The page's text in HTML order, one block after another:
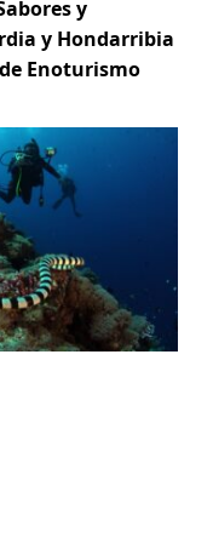
y
y Hondarribia
Enoturismo